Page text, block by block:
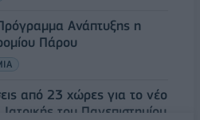
Ανάπτυξης η
Πάρου
από 23 χώρες για το νέο
του Πανεπιστημίου